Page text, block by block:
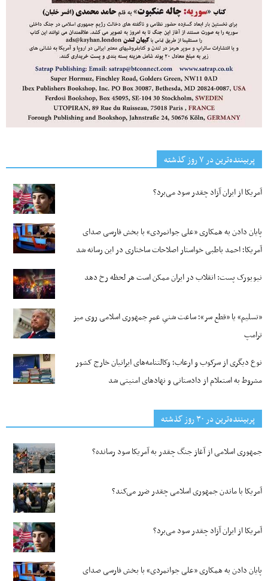
پربیننده‌ترین‌ در ۷ روز گذشته
آمریکا از ایران آزاد چقدر سود می‌برد؟
پایان دادن به همکاری «علی جوانمردی» با بخش فارسی صدای
آمریکا؛ احمد باطبی خواستار اصلاحات ساختاری در این رسانه شد
نیویورک پست: انقلاب در ایران ممکن است هر لحظه رخ دهد
«تسلیم» یا «قطع سر»؛ ساعت شنیِ عمرِ جمهوری اسلامی روی میز
ترامپ
نوع دیگری از سرکوب و ارعاب؛ وکالتنامه‌های ایرانیان خارج کشور
مشروط به استعلام از دادستانی و نهادهای امنیتی شد
پربیننده‌ترین‌ در ۳۰ روز گذشته
جمهوری اسلامی از آغاز جنگ چقدر به آمریکا سود رسانده؟
آمریکا با ماندن جمهوری اسلامی چقدر ضرر می‌کند؟
آمریکا از ایران آزاد چقدر سود می‌برد؟
پایان دادن به همکاری «علی جوانمردی» با بخش فارسی صدای